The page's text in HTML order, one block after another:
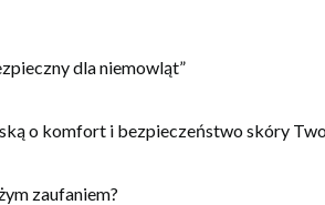
dla niemowląt”
o komfort i bezpieczeństwo skóry
zaufaniem?